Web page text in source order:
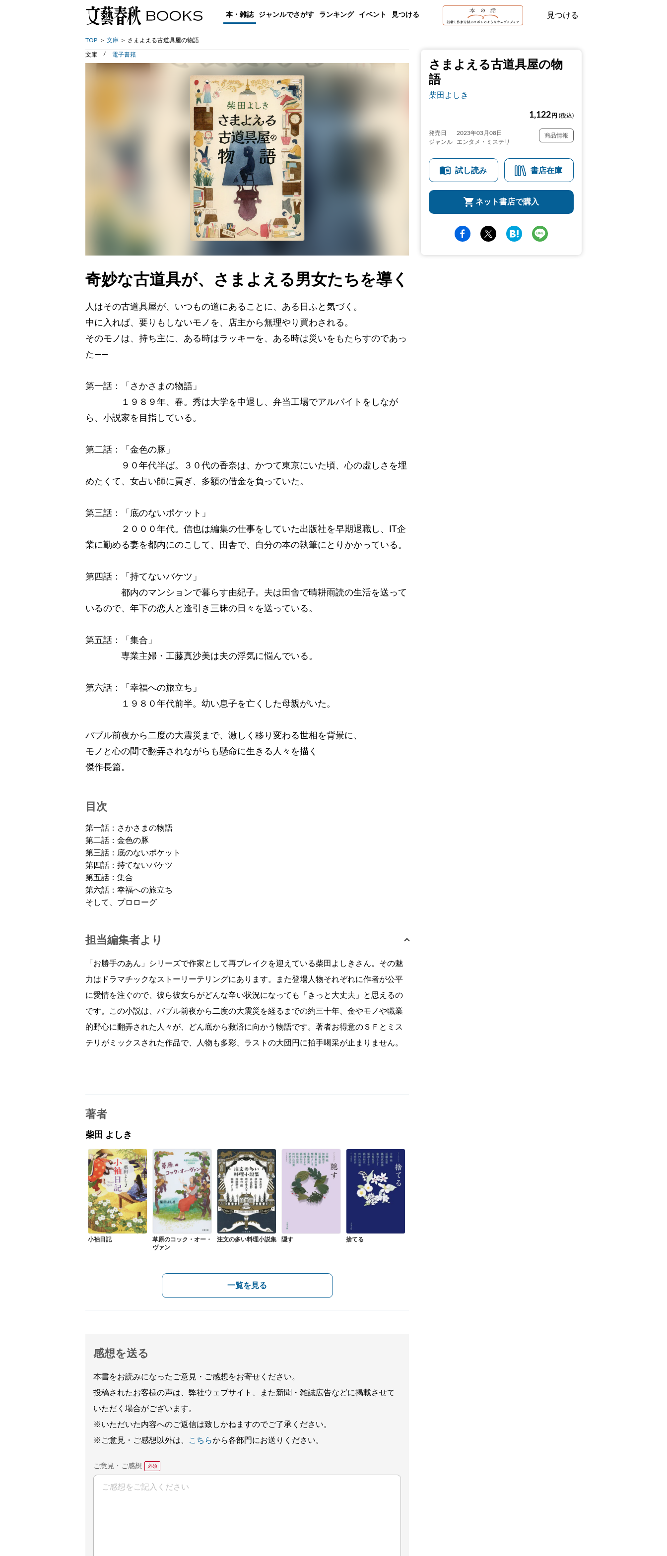
本・雑誌 ジャンルでさがす ランキング イベント 見つける 見つける
TOP 文庫 さまよえる古道具屋の物語
さまよえる古道具屋の物
語
柴田よしき
1,122 円 (税込)
発売日
2023年03月08日
ジャンル
エンタメ・ミステリ
商品情報
試し読み 書店在庫
ネット書店で購入
文庫 電子書籍
奇妙な古道具が、さまよえる男女たちを導く
人はその古道具屋が、いつもの道にあることに、ある日ふと気づく。
中に入れば、要りもしないモノを、店主から無理やり買わされる。
そのモノは、持ち主に、ある時はラッキーを、ある時は災いをもたらすのであっ
た――
第一話：「さかさまの物語」
１９８９年、春。秀は大学を中退し、弁当工場でアルバイトをしなが
ら、小説家を目指している。
第二話：「金色の豚」
９０年代半ば。３０代の香奈は、かつて東京にいた頃、心の虚しさを埋
めたくて、女占い師に貢ぎ、多額の借金を負っていた。
第三話：「底のないポケット」
２０００年代。信也は編集の仕事をしていた出版社を早期退職し、IT企
業に勤める妻を都内にのこして、田舎で、自分の本の執筆にとりかかっている。
第四話：「持てないバケツ」
都内のマンションで暮らす由紀子。夫は田舎で晴耕雨読の生活を送って
いるので、年下の恋人と逢引き三昧の日々を送っている。
第五話：「集合」
専業主婦・工藤真沙美は夫の浮気に悩んでいる。
第六話：「幸福への旅立ち」
１９８０年代前半。幼い息子を亡くした母親がいた。
バブル前夜から二度の大震災まで、激しく移り変わる世相を背景に、
モノと心の間で翻弄されながらも懸命に生きる人々を描く
傑作長篇。
目次
第一話：さかさまの物語
第二話：金色の豚
第三話：底のないポケット
第四話：持てないバケツ
第五話：集合
第六話：幸福への旅立ち
そして、プロローグ
担当編集者より
「お勝手のあん」シリーズで作家として再ブレイクを迎えている柴田よしきさん。その魅
力はドラマチックなストーリーテリングにあります。また登場人物それぞれに作者が公平
に愛情を注ぐので、彼ら彼女らがどんな辛い状況になっても「きっと大丈夫」と思えるの
です。この小説は、バブル前夜から二度の大震災を経るまでの約三十年、金やモノや職業
的野心に翻弄された人々が、どん底から救済に向かう物語です。著者お得意のＳＦとミス
テリがミックスされた作品で、人物も多彩、ラストの大団円に拍手喝采が止まりません。
著者
柴田 よしき
小袖日記
草原のコック・オー・
ヴァン
注文の多い料理小説集 隠す 捨てる
一覧を見る
感想を送る
本書をお読みになったご意見・ご感想をお寄せください。
投稿されたお客様の声は、弊社ウェブサイト、また新聞・雑誌広告などに掲載させて
いただく場合がございます。
※いただいた内容へのご返信は致しかねますのでご了承ください。
※ご意見・ご感想以外は、
こちらから各部門にお送りください。
ご意見・ご感想